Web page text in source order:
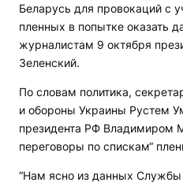
Беларусь для провокаций с
пленных в попытке оказать
журналистам 9 октября
Зеленский.
По словам политика,
и обороны Украины Рустем
президента РФ Владимиром
переговоры по спискам“
“Нам ясно из данных